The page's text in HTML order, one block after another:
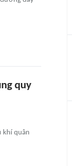
quy
khí quân